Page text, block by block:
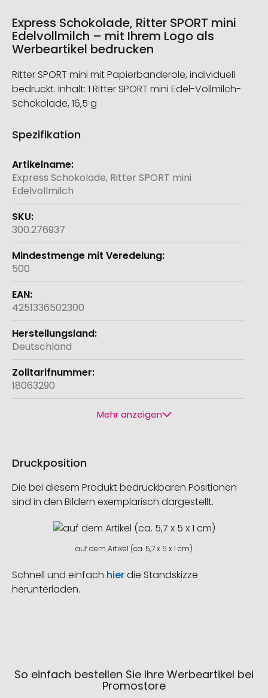
Express Schokolade, Ritter SPORT mini
Edelvollmilch – mit Ihrem Logo als
Werbeartikel bedrucken
Ritter SPORT mini mit Papierbanderole, individuell
bedruckt. Inhalt: 1 Ritter SPORT mini Edel-Vollmilch-
Schokolade, 16,5 g
Spezifikation
Weitere
Informationen
Express Schokolade, Ritter SPORT mini
Edelvollmilch
300.276937
500
4251336502300
Deutschland
18063290
Mehr anzeigen
Druckposition
Die bei diesem Produkt bedruckbaren Positionen
sind in den Bildern exemplarisch dargestellt.
auf dem Artikel (ca. 5,7 x 5 x 1 cm)
Schnell und einfach hierdie Standskizze
herunterladen.
So einfach bestellen Sie Ihre Werbeartikel bei
Promostore